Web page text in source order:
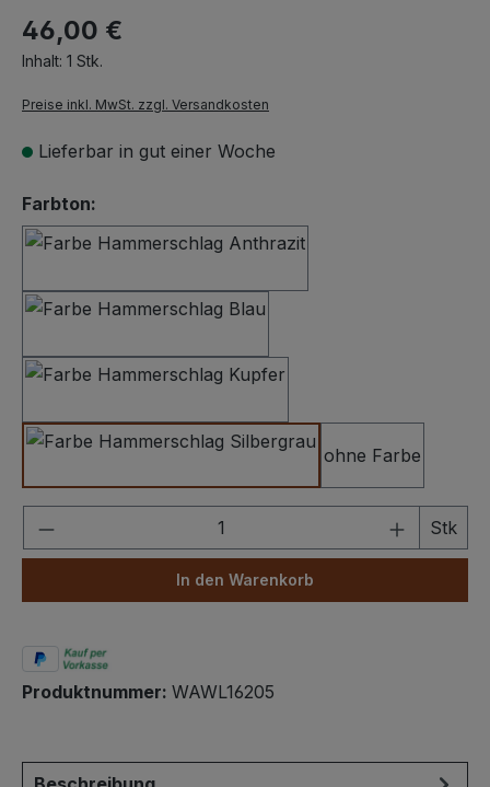
46,00 €
Inhalt: 1 Stk.
Preise inkl. MwSt. zzgl. Versandkosten
Lieferbar in gut einer Woche
Farbton:
Hammerschlag Silbergrau
ohne Farbe
Produkt Anzahl: Gib den Stk
In den Warenkorb
Produktnummer: WAWL16205